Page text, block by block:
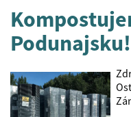
Podunajsku!